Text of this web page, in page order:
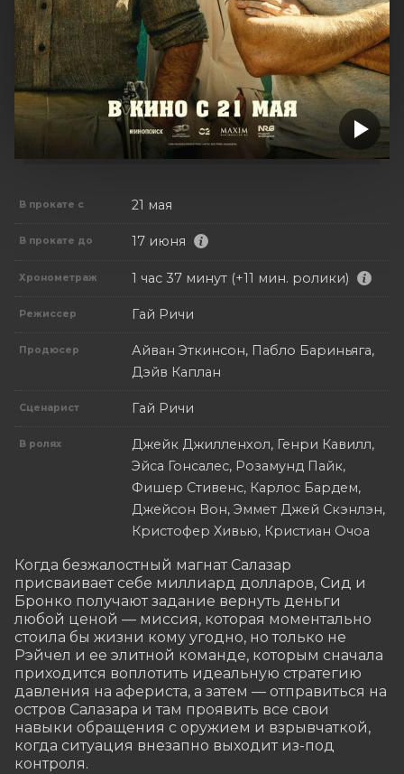
В прокате с 21 мая
В прокате до 17 июня
Хронометраж 1 час 37 минут (+11 мин. ролики)
Режиссер Гай Ричи
Продюсер
Айван Эткинсон, Пабло Бариньяга,
Дэйв Каплан
Сценарист Гай Ричи
В ролях
Джейк Джилленхол, Генри Кавилл,
Эйса Гонсалес, Розамунд Пайк,
Фишер Стивенс, Карлос Бардем,
Джейсон Вон, Эммет Джей Скэнлэн,
Кристофер Хивью, Кристиан Очоа
Когда безжалостный магнат Салазар
присваивает себе миллиард долларов, Сид и
Бронко получают задание вернуть деньги
любой ценой — миссия, которая моментально
стоила бы жизни кому угодно, но только не
Рэйчел и ее элитной команде, которым сначала
приходится воплотить идеальную стратегию
давления на афериста, а затем — отправиться на
остров Салазара и там проявить все свои
навыки обращения с оружием и взрывчаткой,
когда ситуация внезапно выходит из-под
контроля.